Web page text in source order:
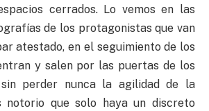
cerrados. Lo vemos en las
de los protagonistas que van
atestado, en el seguimiento de los
y salen por las puertas de los
sin perder nunca la agilidad de la
notorio que solo haya un discreto